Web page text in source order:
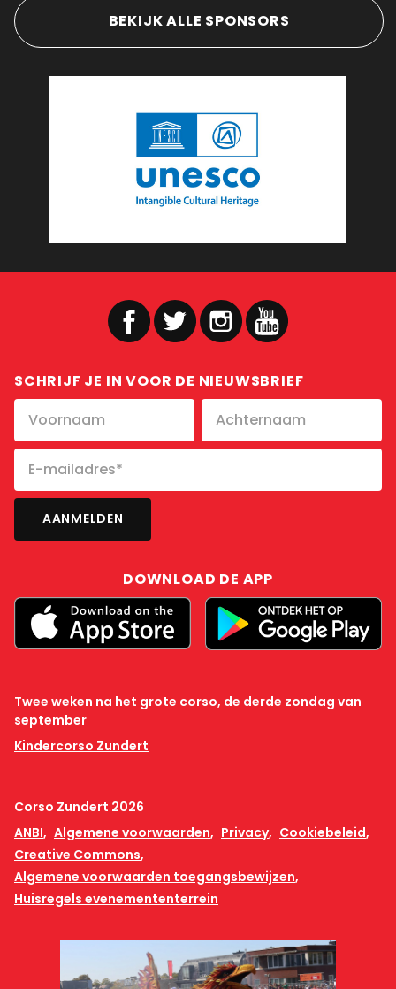
BEKIJK ALLE SPONSORS
SCHRIJF JE IN VOOR DE NIEUWSBRIEF
DOWNLOAD DE APP
Twee weken na het grote corso, de derde zondag van
september
Kindercorso Zundert
Corso Zundert 2026
ANBI
Algemene voorwaarden Privacy
Cookiebeleid
Creative Commons
Algemene voorwaarden toegangsbewijzen
Huisregels evenemententerrein